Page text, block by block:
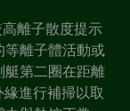
離子散度提示
等離子體活動或
艇第二圈在距離
緣進行補掃以取